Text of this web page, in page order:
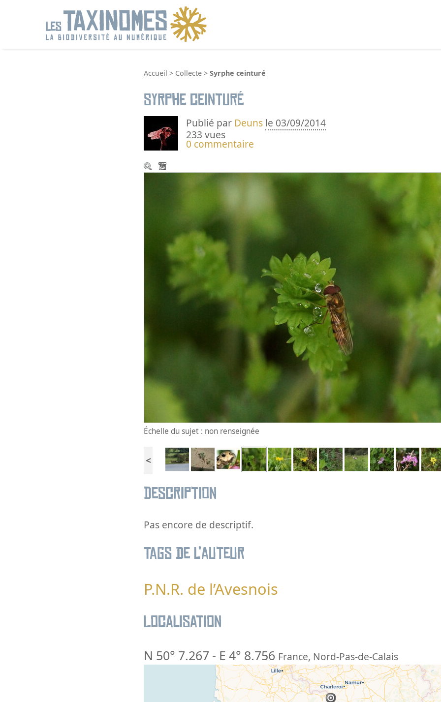
Accueil > Collecte > Syrphe ceinturé
Syrphe ceinturé
Publié par Deuns le 03/09/2014
233 vues
0 commentaire
Échelle du sujet : non renseignée
<
Description
Pas encore de descriptif.
Tags de l’auteur
P.N.R. de l’Avesnois
Localisation
N 50° 7.267 - E 4° 8.756 France, Nord-Pas-de-Calais